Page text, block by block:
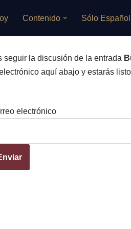
Contenido Sólo Español
seguir la discusión de la entrada
aquí abajo y estarás
electrónico